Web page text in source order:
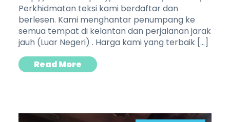
Perkhidmatan teksi kami berdaftar dan
berlesen. Kami menghantar penumpang ke
semua tempat di kelantan dan perjalanan jarak
jauh (Luar Negeri) . Harga kami yang terbaik […]
Read More